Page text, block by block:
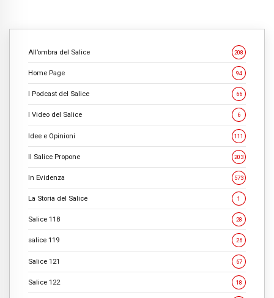
All’ombra del Salice 208
Home Page 94
I Podcast del Salice 66
I Video del Salice 6
Idee e Opinioni 111
Il Salice Propone 203
In Evidenza 573
La Storia del Salice 1
Salice 118 28
salice 119 26
Salice 121 67
Salice 122 18